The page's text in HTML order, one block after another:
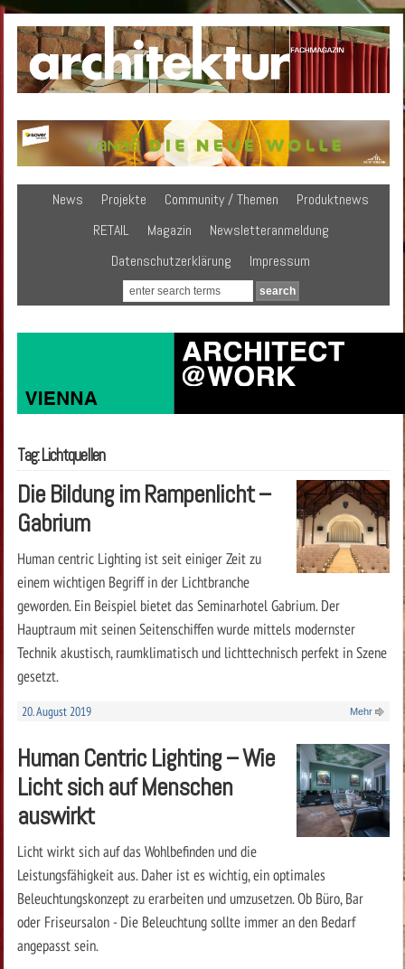
News Projekte Community / Themen
Produktnews
RETAIL
Magazin
Newsletteranmeldung
Datenschutzerklärung
Impressum
Tag: Lichtquellen
Die Bildung im Rampenlicht –
Gabrium
Human centric Lighting ist seit einiger Zeit zu
einem wichtigen Begriff in der Lichtbranche
geworden. Ein Beispiel bietet das Seminarhotel Gabrium. Der
Hauptraum mit seinen Seitenschiffen wurde mittels modernster
Technik akustisch, raumklimatisch und lichttechnisch perfekt in Szene
gesetzt.
20. August 2019 Mehr
Human Centric Lighting – Wie
Licht sich auf Menschen
auswirkt
Licht wirkt sich auf das Wohlbefinden und die
Leistungsfähigkeit aus. Daher ist es wichtig, ein optimales
Beleuchtungskonzept zu erarbeiten und umzusetzen. Ob Büro, Bar
oder Friseursalon - Die Beleuchtung sollte immer an den Bedarf
angepasst sein.